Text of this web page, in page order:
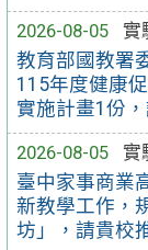
2026-08-05
實
教育部國教署
115年度健康
實施計畫1份
2026-08-05
實
臺中家事商業
新教學工作，
坊」，請貴校